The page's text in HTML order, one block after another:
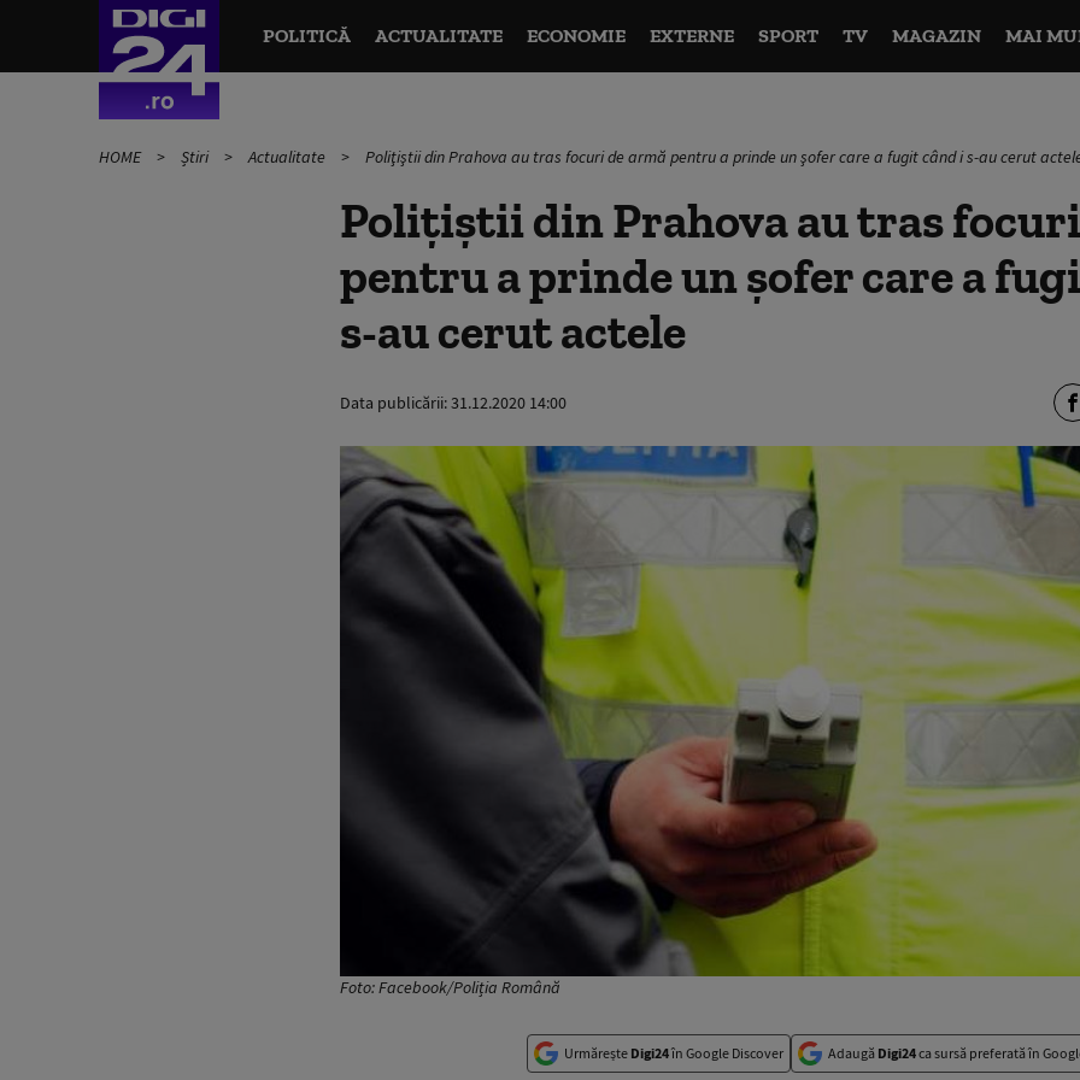
POLITICĂ ACTUALITATE ECONOMIE EXTERNE SPORT TV MAGAZIN MAI
HOME Știri Actualitate Poliţiştii din Prahova au tras focuri de armă pentru a prinde un şofer care a fugit când i s-au cerut
Poliţiştii din Prahova au tras
pentru a prinde un şofer care a
s-au cerut actele
Data publicării:31.12.2020 14:00
Foto: Facebook/Poliția Română
Urmărește Digi24în Google Discover Adaugă Digi24ca sursă preferată în